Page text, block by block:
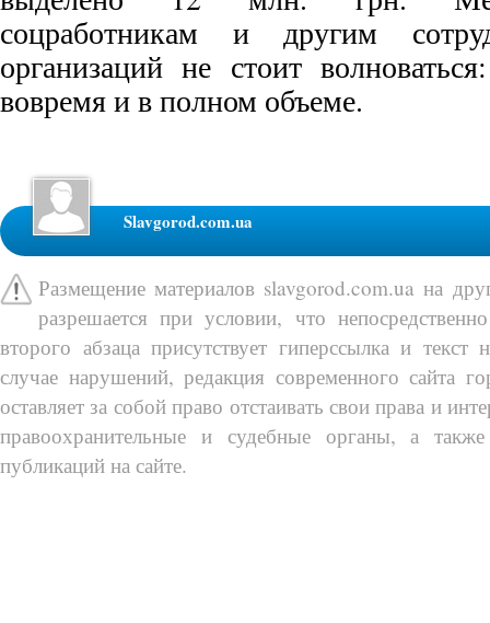
соцработникам и другим
организаций не стоит
вовремя и в полном объеме.
Slavgorod.com.ua
Размещение материалов slavgorod.com.ua на
разрешается при условии, что
второго абзаца присутствует гиперссылка и
случае нарушений, редакция современного сайта
оставляет за собой право отстаивать свои права и
правоохранительные и судебные органы, а
публикаций на сайте.